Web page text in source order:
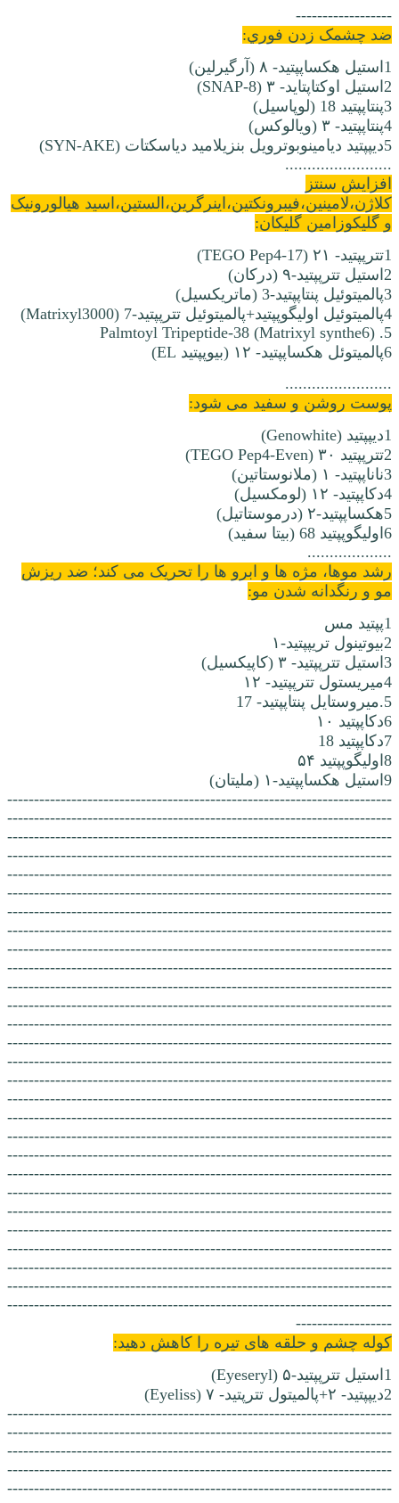
------------------
ضد چشمک زدن فوري:
1استیل هکساپپتید- ۸ (آرگیرلین)
2استیل اوکتاپتاید- ۳ (SNAP-8)
3پنتاپپتید 18 (لوپاسیل)
4پنتاپپتید- ۳ (ویالوکس)
5دیپپتید دیامینوبوترویل بنزیلامید دیاسکتات (SYN-AKE)
........................
افزایش سنتز
کلاژن،لامینین،فیبرونکتین،اینرگرین،الستین،اسید هیالورونیک
و گلیکوزامین گلیکان:
1تترپپتید- ۲۱ (TEGO Pep4-17)
2استیل تترپپتید-۹ (درکان)
3پالمیتوئيل پنتاپپتيد-3 (ماتريکسيل)
4پالمیتوئيل اولیگوپپتید+پالمیتوئيل تترپپتید-7 (Matrixyl3000)
5. Palmtoyl Tripeptide-38 (Matrixyl synthe6)
6پالمیتوئل هکساپپتید- ۱۲ (بیوپپتید EL)
........................
پوست روشن و سفید می شود:
1دیپپتید (Genowhite)
2تترپپتید ۳۰ (TEGO Pep4-Even)
3ناناپپتید- ۱ (ملانوستاتین)
4دکاپپتید- ۱۲ (لومکسیل)
5هکساپپتید-۲ (درموستاتیل)
6اولیگوپپتید 68 (بیتا سفید)
...................
رشد موها، مژه ها و ابرو ها را تحریک می کند؛ ضد ریزش
مو و رنگدانه شدن مو:
1پپتید مس
2بیوتینول تریپپتید-۱
3استیل تترپپتید- ۳ (کاپیکسیل)
4میریستول تترپپتید- ۱۲
5.میروستایل پنتاپپتید- 17
6دکاپپتید ۱۰
7دکاپپتید 18
8اولیگوپپتید ۵۴
9استیل هکساپپتید-۱ (ملیتان)
------------------------------------------------------------------------
------------------------------------------------------------------------
------------------------------------------------------------------------
------------------------------------------------------------------------
------------------------------------------------------------------------
------------------------------------------------------------------------
------------------------------------------------------------------------
------------------------------------------------------------------------
------------------------------------------------------------------------
------------------------------------------------------------------------
------------------------------------------------------------------------
------------------------------------------------------------------------
------------------------------------------------------------------------
------------------------------------------------------------------------
------------------------------------------------------------------------
------------------------------------------------------------------------
------------------------------------------------------------------------
------------------------------------------------------------------------
------------------------------------------------------------------------
------------------------------------------------------------------------
------------------------------------------------------------------------
------------------------------------------------------------------------
------------------------------------------------------------------------
------------------------------------------------------------------------
------------------------------------------------------------------------
------------------------------------------------------------------------
------------------------------------------------------------------------
------------------------------------------------------------------------
------------------
کوله چشم و حلقه های تیره را کاهش دهید:
1استیل تترپپتید-۵ (Eyeseryl)
2دیپپتید- ۲+پالمیتول تترپتید- ۷ (Eyeliss)
------------------------------------------------------------------------
------------------------------------------------------------------------
------------------------------------------------------------------------
------------------------------------------------------------------------
------------------------------------------------------------------------